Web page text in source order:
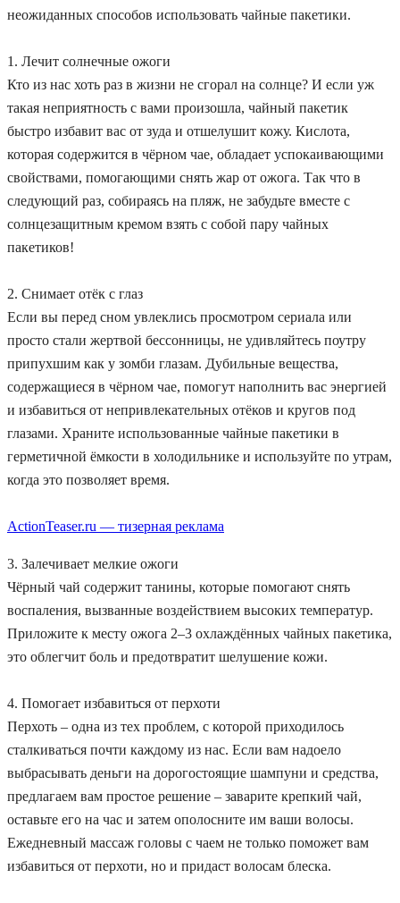
неожиданных способов использовать чайные пакетики.
1. Лечит солнечные ожоги
Кто из нас хоть раз в жизни не сгорал на солнце? И если уж
такая неприятность с вами произошла, чайный пакетик
быстро избавит вас от зуда и отшелушит кожу. Кислота,
которая содержится в чёрном чае, обладает успокаивающими
свойствами, помогающими снять жар от ожога. Так что в
следующий раз, собираясь на пляж, не забудьте вместе с
солнцезащитным кремом взять с собой пару чайных
пакетиков!
2. Снимает отёк с глаз
Если вы перед сном увлеклись просмотром сериала или
просто стали жертвой бессонницы, не удивляйтесь поутру
припухшим как у зомби глазам. Дубильные вещества,
содержащиеся в чёрном чае, помогут наполнить вас энергией
и избавиться от непривлекательных отёков и кругов под
глазами. Храните использованные чайные пакетики в
герметичной ёмкости в холодильнике и используйте по утрам,
когда это позволяет время.
ActionTeaser.ru — тизерная реклама
3. Залечивает мелкие ожоги
Чёрный чай содержит танины, которые помогают снять
воспаления, вызванные воздействием высоких температур.
Приложите к месту ожога 2–3 охлаждённых чайных пакетика,
это облегчит боль и предотвратит шелушение кожи.
4. Помогает избавиться от перхоти
Перхоть – одна из тех проблем, с которой приходилось
сталкиваться почти каждому из нас. Если вам надоело
выбрасывать деньги на дорогостоящие шампуни и средства,
предлагаем вам простое решение – заварите крепкий чай,
оставьте его на час и затем ополосните им ваши волосы.
Ежедневный массаж головы с чаем не только поможет вам
избавиться от перхоти, но и придаст волосам блеска.